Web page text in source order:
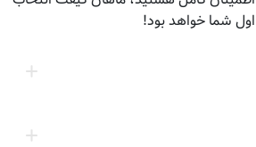
اول شما خواهد بود!